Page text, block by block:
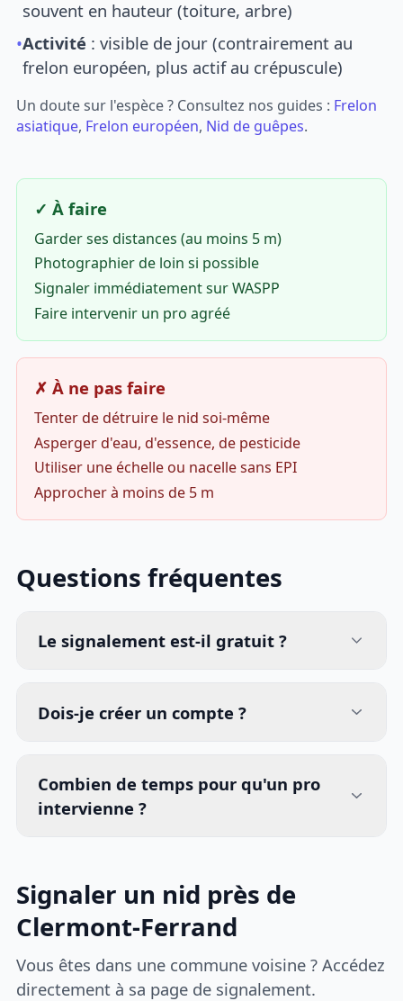
souvent en hauteur (toiture, arbre)
•Activité : visible de jour (contrairement au
frelon européen, plus actif au crépuscule)
Un doute sur l'espèce ? Consultez nos guides : Frelon
asiatique, Frelon européen, Nid de guêpes.
✓ À faire
Garder ses distances (au moins 5 m)
Photographier de loin si possible
Signaler immédiatement sur WASPP
Faire intervenir un pro agréé
✗ À ne pas faire
Tenter de détruire le nid soi-même
Asperger d'eau, d'essence, de pesticide
Utiliser une échelle ou nacelle sans EPI
Approcher à moins de 5 m
Questions fréquentes
Le signalement est-il gratuit ?
Dois-je créer un compte ?
Combien de temps pour qu'un pro
intervienne ?
Signaler un nid près de
Clermont-Ferrand
Vous êtes dans une commune voisine ? Accédez
directement à sa page de signalement.